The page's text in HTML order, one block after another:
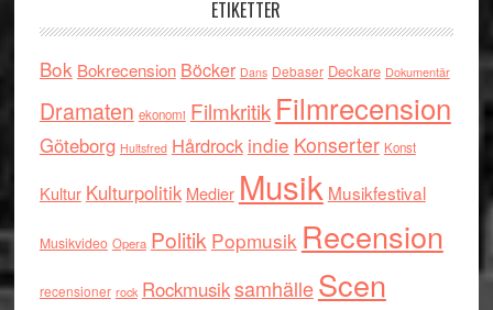
ETIKETTER
Bok Bokrecension Böcker Dans Debaser Deckare Dokumentär
Dramaten ekonomi Filmkritik Filmrecension
Göteborg Hultsfred Hårdrock indie Konserter Konst
Kultur Kulturpolitik Medier Musik Musikfestival
Musikvideo Opera Politik Popmusik Recension
recensioner rock RockmusiksamhälleScen